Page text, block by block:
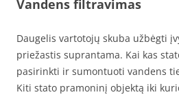
Vandens filtravimas
Daugelis vartotojų skuba užbėgti
priežastis suprantama. Kai kas
pasirinkti ir sumontuoti vandens
Kiti stato pramoninį objektą iki